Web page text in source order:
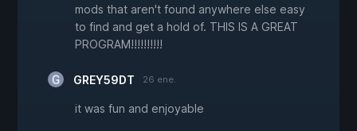
mods that aren't found anywhere else easy
to find and get a hold of. THIS IS A GREAT
PROGRAM!!!!!!!!!!
GREY59DT 26 ene.
it was fun and enjoyable